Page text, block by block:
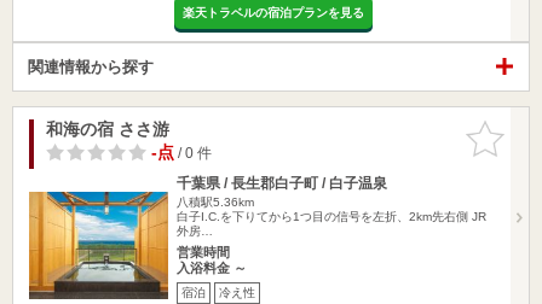
楽天トラベルの宿泊プランを見る
関連情報から探す
お気に入
りに追加
和海の宿 ささ游
-点/ 0 件
千葉県 / 長生郡白子町 / 白子温泉
八積駅5.36km
白子I.C.を下りてから1つ目の信号を左折、2km先右側 JR
外房…
営業時間
入浴料金 ～
宿泊 冷え性